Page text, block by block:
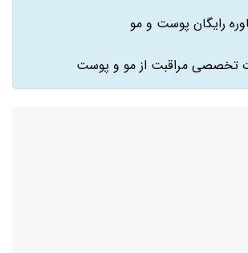
رایگان پوست و مو
تخصصی مراقبت از مو و پوست